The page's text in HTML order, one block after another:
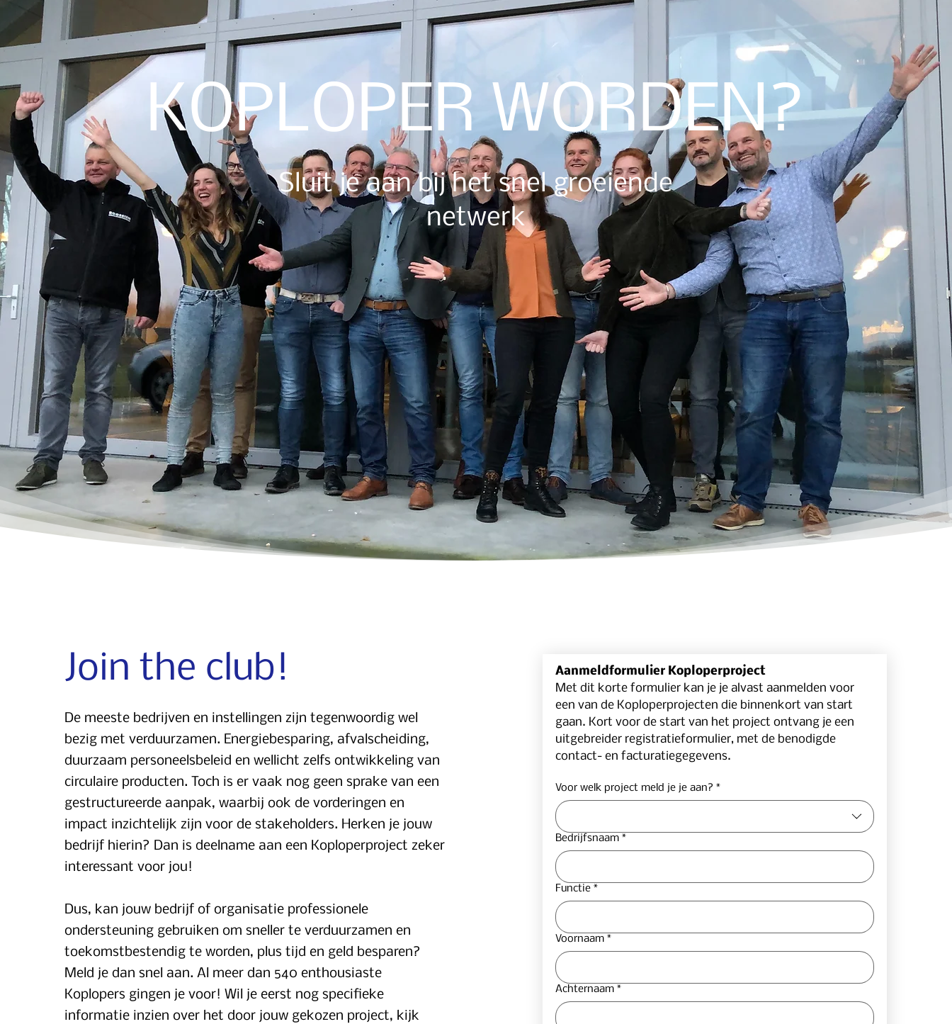
KOPLOPER WORDEN?
Sluit je aan bij het snel groeiende
netwerk
Join the club!
De meeste bedrijven en instellingen zijn tegenwoordig wel
bezig met verduurzamen. Energiebesparing, afvalscheiding,
duurzaam personeelsbeleid en wellicht zelfs ontwikkeling van
circulaire producten. Toch is er vaak nog geen sprake van een
gestructureerde aanpak, waarbij ook de vorderingen en
impact inzichtelijk zijn voor de stakeholders. Herken je jouw
bedrijf hierin? Dan is deelname aan een Koploperproject zeker
interessant voor jou!
Dus, kan jouw bedrijf of organisatie professionele
ondersteuning gebruiken om sneller te verduurzamen en
toekomstbestendig te worden, plus tijd en geld besparen?
Meld je dan snel aan. Al meer dan 540 enthousiaste
Koplopers gingen je voor! Wil je eerst nog specifieke
informatie inzien over het door jouw gekozen project, kijk
Aanmeldformulier Koploperproject
Met dit korte formulier kan je je alvast aanmelden voor
een van de Koploperprojecten die binnenkort van start
gaan. Kort voor de start van het project ontvang je een
uitgebreider registratieformulier, met de benodigde
contact- en facturatiegegevens.
Voor welk project meld je je aan? *
Bedrijfsnaam *
Functie *
Voornaam *
Achternaam *